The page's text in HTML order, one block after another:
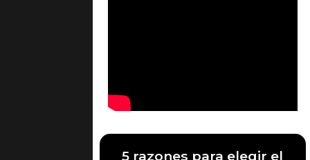
5 razones para elegir el